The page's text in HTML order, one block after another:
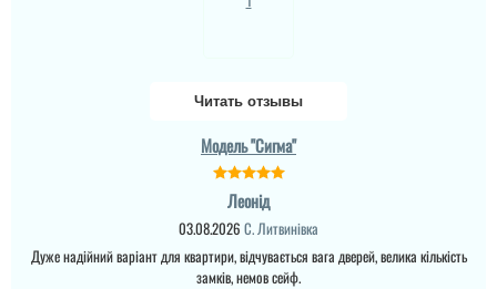
Читать отзывы
Модель "Сигма"
Леонід
03.08.2026 С. Литвинівка
Дуже надійний варіант для квартири, відчувається вага дверей, велика кількість
замків, немов сейф.